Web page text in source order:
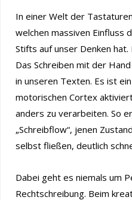
In einer Welt der
welchen massiven Einfluss
Stifts auf unser Denken
Das Schreiben mit der
in unseren Texten. Es ist
motorischen Cortex
anders zu verarbeiten. So
„Schreibflow“, jenen
selbst fließen, deutlich
Dabei geht es niemals um
Rechtschreibung. Beim